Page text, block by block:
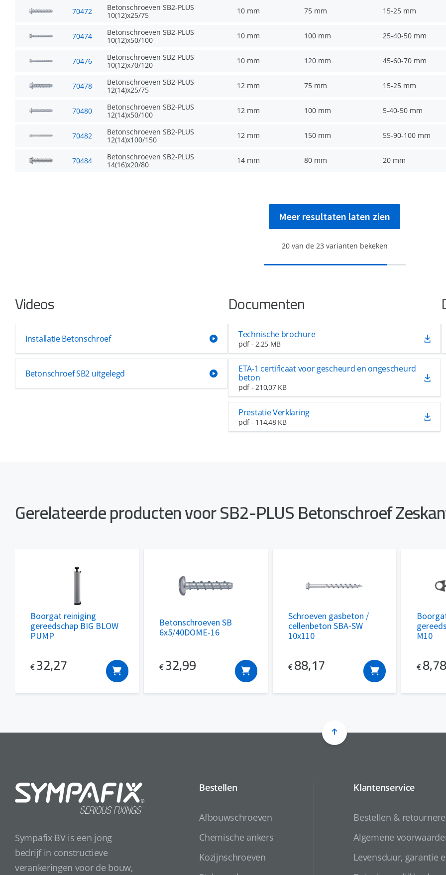
70472
Betonschroeven SB2-PLUS
10(12)x25/75
10 mm 75 mm 15-25 mm
70474
Betonschroeven SB2-PLUS
10(12)x50/100
10 mm 100 mm 25-40-50 mm
70476
Betonschroeven SB2-PLUS
10(12)x70/120
10 mm 120 mm 45-60-70 mm
70478
Betonschroeven SB2-PLUS
12(14)x25/75
12 mm 75 mm 15-25 mm
70480
Betonschroeven SB2-PLUS
12(14)x50/100
12 mm 100 mm 5-40-50 mm
70482
Betonschroeven SB2-PLUS
12(14)x100/150
12 mm 150 mm 55-90-100 mm
70484
Betonschroeven SB2-PLUS
14(16)x20/80
14 mm 80 mm 20 mm
Meer resultaten laten zien
20van de 23 varianten bekeken
Videos
Installatie Betonschroef
Betonschroef SB2 uitgelegd
Documenten
Technische brochure
pdf - 2,25 MB
ETA-1 certificaat voor gescheurd en ongescheurd
beton
pdf - 210,07 KB
Prestatie Verklaring
pdf - 114,48 KB
Gerelateerde producten voor SB2-PLUS Betonschroef
Boorgat reiniging
gereedschap BIG BLOW
PUMP
€ 32,27
Betonschroeven SB
6x5/40DOME-16
€ 32,99
Schroeven gasbeton /
cellenbeton SBA-SW
10x110
€ 88,17
M10
€ 8,78
Sympafix BV is een jong
bedrijf in constructieve
verankeringen voor de bouw,
Bestellen
Afbouwschroeven
Chemische ankers
Kozijnschroeven
Klantenservice
Bestellen &
Algemene
Levensduur, garantie